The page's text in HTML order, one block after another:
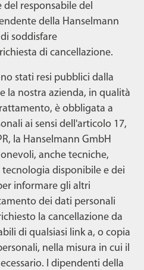
responsabile del
della Hanselmann
soddisfare
di cancellazione.
stati resi pubblici dalla
la nostra azienda, in qualità
è obbligata a
ai sensi dell'articolo 17,
la Hanselmann GmbH
anche tecniche,
disponibile e dei
informare gli altri
dei dati personali
la cancellazione da
di qualsiasi link a, o copia
nella misura in cui il
I dipendenti della